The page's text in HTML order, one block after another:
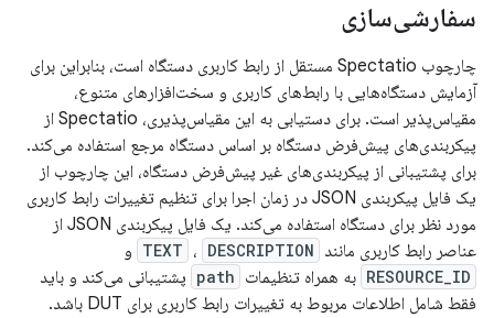
سفارشی‌سازی
چارچوب Spectatio مستقل از رابط کاربری دستگاه است، بنابراین برای
آزمایش دستگاه‌هایی با رابط‌های کاربری و سخت‌افزارهای متنوع،
مقیاس‌پذیر است. برای دستیابی به این مقیاس‌پذیری، Spectatio از
پیکربندی‌های پیش‌فرض دستگاه بر اساس دستگاه مرجع استفاده می‌کند.
برای پشتیبانی از پیکربندی‌های غیر پیش‌فرض دستگاه، این چارچوب از
یک فایل پیکربندی JSON در زمان اجرا برای تنظیم تغییرات رابط کاربری
مورد نظر برای دستگاه استفاده می‌کند. یک فایل پیکربندی JSON از
عناصر رابط کاربری مانند
TEXT ، DESCRIPTION و
RESOURCE_ID به همراه تنظیمات path پشتیبانی می‌کند و باید
فقط شامل اطلاعات مربوط به تغییرات رابط کاربری برای DUT باشد.